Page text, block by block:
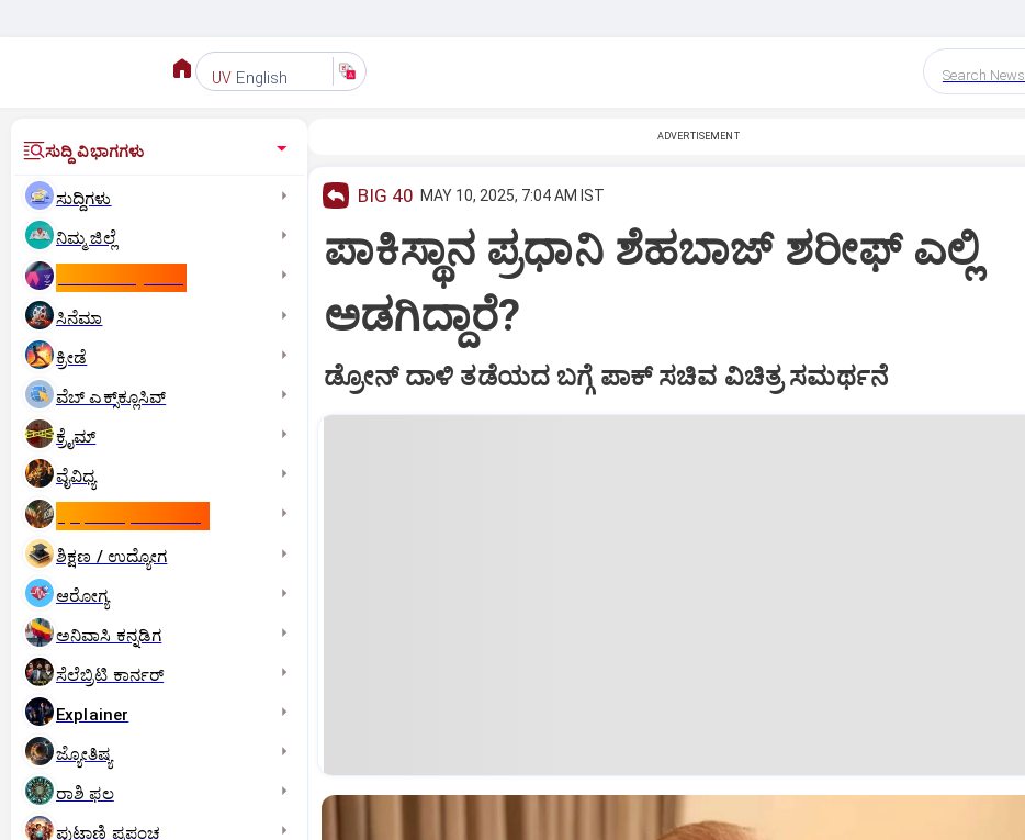
UV English Search News
ಸುದ್ದಿ ವಿಭಾಗಗಳು
ಸುದ್ದಿಗಳು
ನಿಮ್ಮ ಜಿಲ್ಲೆ
ಸಿನೆಮಾ
ಕ್ರೀಡೆ
ವೆಬ್ ಎಕ್ಸ್‌ಕ್ಲೂಸಿವ್
ಕ್ರೈಮ್
ವೈವಿಧ್ಯ
ಶಿಕ್ಷಣ / ಉದ್ಯೋಗ
ಆರೋಗ್ಯ
ಅನಿವಾಸಿ ಕನ್ನಡಿಗ
ಸೆಲೆಬ್ರಿಟಿ ಕಾರ್ನರ್‌
Explainer
ಜ್ಯೋತಿಷ್ಯ
ರಾಶಿ ಫಲ
ಪುಟಾಣಿ ಪ್ರಪಂಚ
ADVERTISEMENT
BIG 40 MAY 10, 2025, 7:04 AM IST
ಪಾಕಿಸ್ಥಾನ ಪ್ರಧಾನಿ ಶೆಹಬಾಜ್‌ ಶರೀಫ್ ಎಲ್ಲಿ
ಅಡಗಿದ್ದಾರೆ?
ಡ್ರೋನ್‌ ದಾಳಿ ತಡೆಯದ ಬಗ್ಗೆ ಪಾಕ್‌ ಸಚಿವ ವಿಚಿತ್ರ ಸಮರ್ಥನೆ